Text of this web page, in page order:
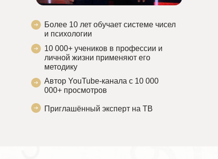
Более 10 лет обучает системе чисел
и психологии
10 000+ учеников в профессии и
личной жизни применяют его
методику
Автор YouTube-канала с 10 000
000+ просмотров
Приглашённый эксперт на ТВ